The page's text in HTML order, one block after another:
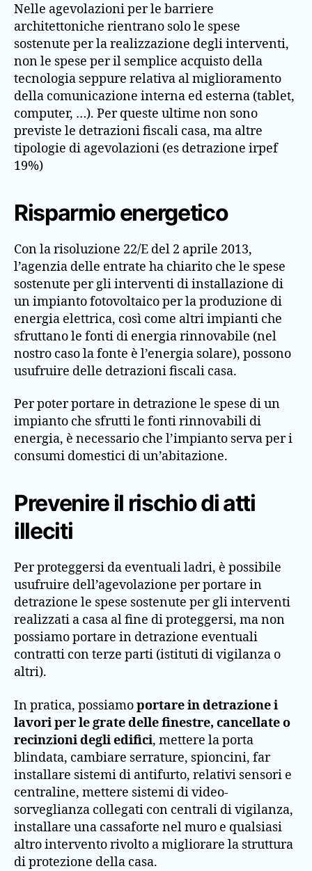
Nelle agevolazioni per le barriere
architettoniche rientrano solo le spese
sostenute per la realizzazione degli interventi,
non le spese per il semplice acquisto della
tecnologia seppure relativa al miglioramento
della comunicazione interna ed esterna (tablet,
computer, …). Per queste ultime non sono
previste le detrazioni fiscali casa, ma altre
tipologie di agevolazioni (es detrazione irpef
19%)
Risparmio energetico
Con la risoluzione 22/E del 2 aprile 2013,
l’agenzia delle entrate ha chiarito che le spese
sostenute per gli interventi di installazione di
un impianto fotovoltaico per la produzione di
energia elettrica, così come altri impianti che
sfruttano le fonti di energia rinnovabile (nel
nostro caso la fonte è l’energia solare), possono
usufruire delle detrazioni fiscali casa.
Per poter portare in detrazione le spese di un
impianto che sfrutti le fonti rinnovabili di
energia, è necessario che l’impianto serva per i
consumi domestici di un’abitazione.
Prevenire il rischio di atti
illeciti
Per proteggersi da eventuali ladri, è possibile
usufruire dell’agevolazione per portare in
detrazione le spese sostenute per gli interventi
realizzati a casa al fine di proteggersi, ma non
possiamo portare in detrazione eventuali
contratti con terze parti (istituti di vigilanza o
altri).
In pratica, possiamoportare in detrazione i
lavori per le grate delle finestre, cancellate o
recinzioni degli edifici, mettere la porta
blindata, cambiare serrature, spioncini, far
installare sistemi di antifurto, relativi sensori e
centraline, mettere sistemi di video-
sorveglianza collegati con centrali di vigilanza,
installare una cassaforte nel muro e qualsiasi
altro intervento rivolto a migliorare la struttura
di protezione della casa.